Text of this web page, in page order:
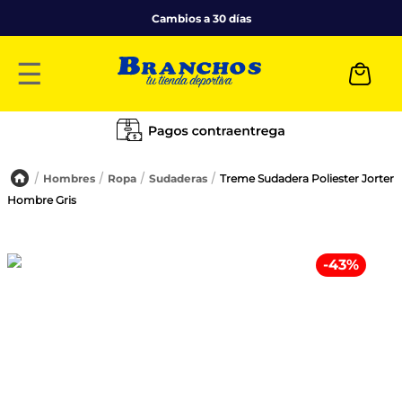
Cambios a 30 días
☰
Hombres Ropa Sudaderas
Treme Sudadera Poliester Jorter
Hombre Gris
-43%